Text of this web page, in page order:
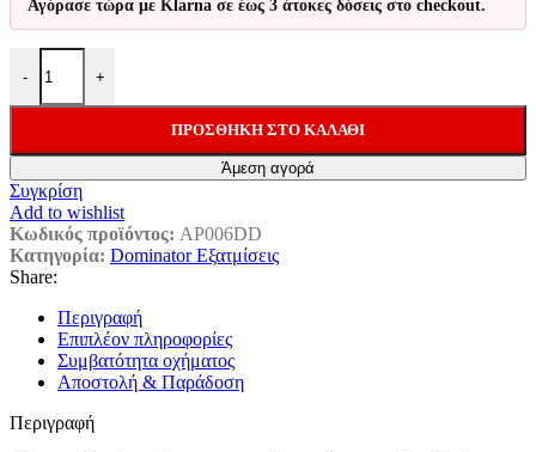
Αγόρασε τώρα με Klarna σε έως 3 άτοκες δόσεις στο checkout.
-
Dominator Εξάτμιση Τελικό GP2 S.Steel Aprilia Tuono V4 1100 Με
+
ΠΡΟΣΘΉΚΗ ΣΤΟ ΚΑΛΆΘΙ
Άμεση αγορά
Συγκρίση
Add to wishlist
Κωδικός προϊόντος: AP006DD
Κατηγορία: Dominator Εξατμίσεις
Share:
Περιγραφή
Επιπλέον πληροφορίες
Συμβατότητα οχήματος
Αποστολή & Παράδοση
Περιγραφή